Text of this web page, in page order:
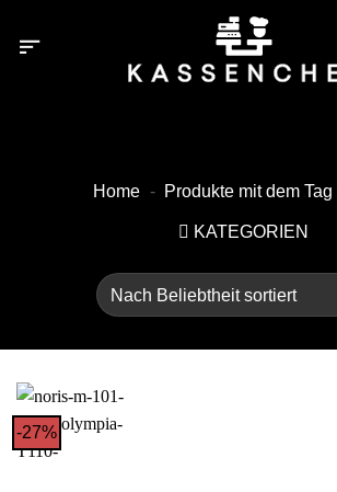
Inhalt
Home - Produkte mit dem Tag
KATEGORIEN
-27%